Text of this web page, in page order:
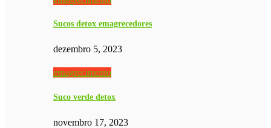
Sucos detox emagrecedores
dezembro 5, 2023
emagrecimento
Suco verde detox
novembro 17, 2023